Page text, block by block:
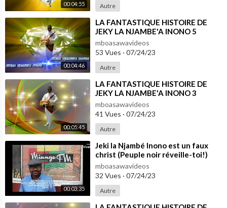
00:04:55 Autre
00:04:46
⁣LA FANTASTIQUE HISTOIRE DE
JEKY LA NJAMBE'A INONO 5
mboasawavideos
53 Vues · 07/24/23
Autre
00:05:45
⁣LA FANTASTIQUE HISTOIRE DE
JEKY LA NJAMBE'A INONO 3
mboasawavideos
41 Vues · 07/24/23
Autre
00:03:35
⁣Jeki la Njambé Inono est un faux
christ (Peuple noir réveille-toi!)
mboasawavideos
32 Vues · 07/24/23
Autre